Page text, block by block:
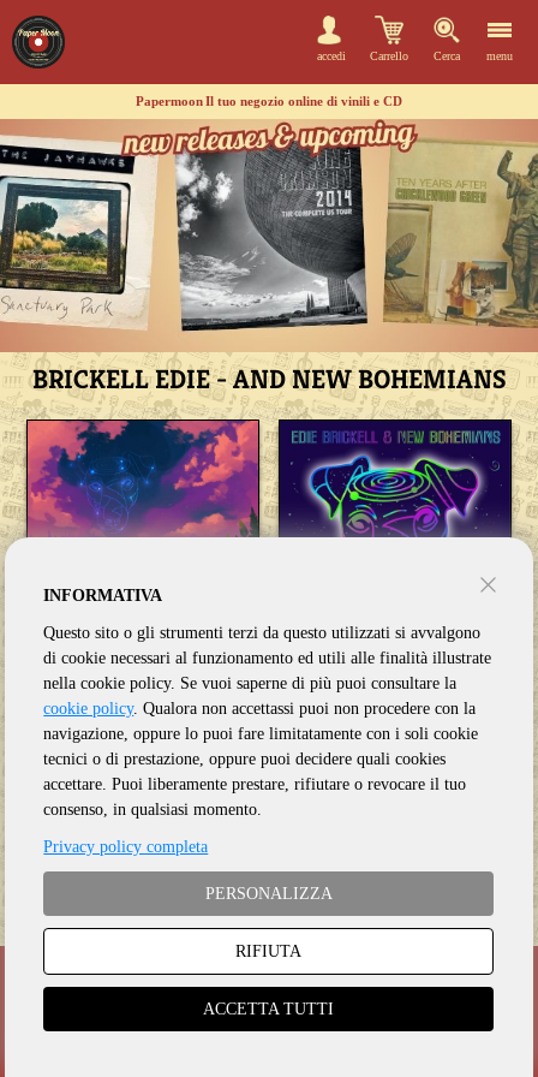
accedi Carrello Cerca menu
PapermoonIl tuo negozio online di vinili e CD
BRICKELL EDIE - AND NEW BOHEMIANS
BRICKELL EDIE - AND NEW
BOHEMIANS
HUNTER AND THE DOG STAR
CD
BRICKELL EDIE - AND NEW
BOHEMIANS
Da non perdere...
INFORMATIVA
Questo sito o gli strumenti terzi da questo utilizzati si avvalgono
di cookie necessari al funzionamento ed utili alle finalità illustrate
nella cookie policy. Se vuoi saperne di più puoi consultare la
cookie policy. Qualora non accettassi puoi non procedere con la
navigazione, oppure lo puoi fare limitatamente con i soli cookie
tecnici o di prestazione, oppure puoi decidere quali cookies
accettare. Puoi liberamente prestare, rifiutare o revocare il tuo
consenso, in qualsiasi momento.
Privacy policy completa
PERSONALIZZA
RIFIUTA
ACCETTA TUTTI